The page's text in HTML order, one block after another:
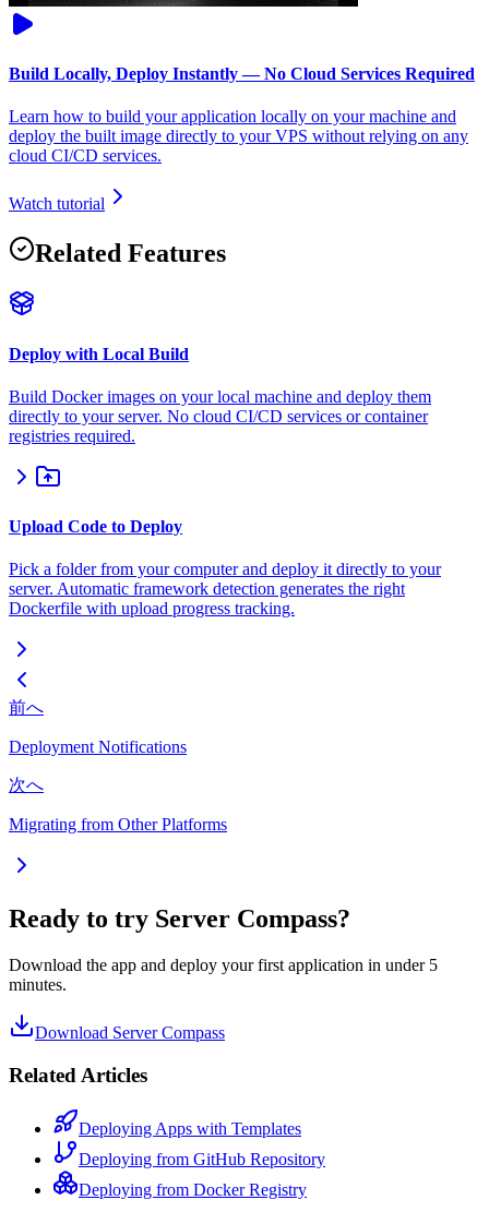
Build Locally, Deploy Instantly — No Cloud Services Required
Learn how to build your application locally on your machine and
deploy the built image directly to your VPS without relying on any
cloud CI/CD services.
Watch tutorial
Related Features
Deploy with Local Build
Build Docker images on your local machine and deploy them
directly to your server. No cloud CI/CD services or container
registries required.
Upload Code to Deploy
Pick a folder from your computer and deploy it directly to your
server. Automatic framework detection generates the right
Dockerfile with upload progress tracking.
前へ
Deployment Notifications
次へ
Migrating from Other Platforms
Ready to try Server Compass?
Download the app and deploy your first application in under 5
minutes.
Download Server Compass
Related Articles
Deploying Apps with Templates
Deploying from GitHub Repository
Deploying from Docker Registry